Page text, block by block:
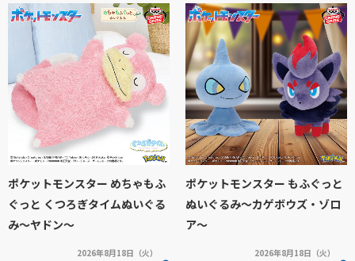
ポケットモンスター めちゃもふ
ぐっと くつろぎタイムぬいぐる
み～ヤドン～
2026年8月18日（火）
ポケットモンスター もふぐっと
ぬいぐるみ～カゲボウズ・ゾロ
ア～
2026年8月18日（火）